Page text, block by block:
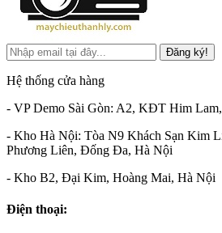
Đăng ký!
Hệ thống cửa hàng
- VP Demo Sài Gòn: A2, KĐT Him
- Kho Hà Nội: Tòa N9 Khách Sạn Kim
Phương Liên, Đống Đa, Hà Nội
- Kho B2, Đại Kim, Hoàng Mai, Hà Nội
Điện thoại: